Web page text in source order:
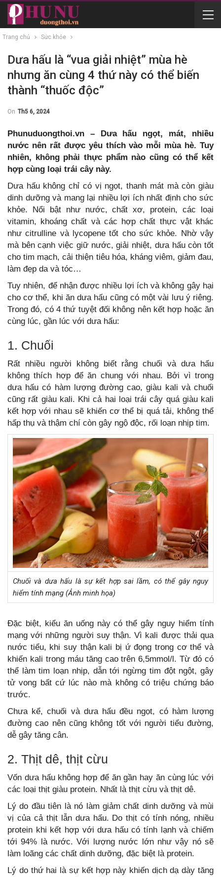
Trang chủ Sức khỏe
Dưa hấu là “vua giải nhiệt” mùa hè
nhưng ăn cùng 4 thứ này có thể biến
thành “thuốc độc”
On Th5 6, 2024
Phunuduongthoi.vn – Dưa hấu ngọt, mát, nhiều
nước nên rất được yêu thích vào mỗi mùa hè. Tuy
nhiên, không phải thực phẩm nào cũng có thể kết
hợp cùng loại trái cây này.
Dưa hấu không chỉ có vị ngọt, thanh mát mà còn giàu
dinh dưỡng và mang lại nhiều lợi ích nhất định cho sức
khỏe. Nổi bật như nước, chất xơ, protein, các loại
vitamin, khoáng chất và các hợp chất thực vật khác
như citrulline và lycopene tốt cho sức khỏe. Nhờ vậy
mà bên cạnh việc giữ nước, giải nhiệt, dưa hấu còn tốt
cho tim mạch, cải thiện tiêu hóa, kháng viêm, giảm đau,
làm đẹp da và tóc…
Tuy nhiên, để nhận được nhiều lợi ích và không gây hại
cho cơ thể, khi ăn dưa hấu cũng có một vài lưu ý riêng.
Trong đó, có 4 thứ tuyệt đối không nên kết hợp hoặc ăn
cùng lúc, gần lúc với dưa hấu:
1. Chuối
Rất nhiều người không biết rằng chuối và dưa hấu
không thích hợp để ăn chung với nhau. Bởi vì trong
dưa hấu có hàm lượng đường cao, giàu kali và chuối
cũng rất giàu kali. Khi cả hai loại trái cây quá giàu kali
kết hợp với nhau sẽ khiến cơ thể bị quá tải, không thể
hấp thụ và thậm chí còn gây ngộ độc, rối loạn nhịp tim.
Chuối và dưa hấu là sự kết hợp sai lầm, có thể gây nguy
hiểm tính mạng (Ảnh minh họa)
Đặc biệt, kiểu ăn uống này có thể gây nguy hiểm tính
mạng với những người suy thận. Vì kali được thải qua
nước tiểu, khi suy thận kali bị ứ đọng trong cơ thể và
khiến kali trong máu tăng cao trên 6,5mmol/l. Từ đó có
thể làm tim loạn nhịp, dẫn tới ngừng tim đột ngột, gây
tử vong bất cứ lúc nào mà không có triệu chứng báo
trước.
Chưa kể, chuối và dưa hấu đều ngọt, có hàm lượng
đường cao nên cũng không tốt với người tiểu đường,
dễ gây tăng cân.
2. Thịt dê, thịt cừu
Vốn dưa hấu không hợp để ăn gần hay ăn cùng lúc với
các loại thịt giàu protein. Nhất là thịt cừu và thịt dê.
Lý do đầu tiên là nó làm giảm chất dinh dưỡng và mùi
vị của cả thịt lẫn dưa hấu. Do thịt có tính nóng, nhiều
protein khi kết hợp với dưa hấu có tính lạnh và chiếm
tới 94% là nước. Với lượng nước lớn như vậy nó sẽ
làm loãng các chất dinh dưỡng, đặc biệt là protein.
Lý do thứ hai là sự kết hợp này khiến dịch dạ dày tăng